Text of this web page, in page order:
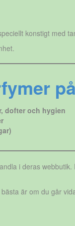
konstigt med
dofter och hygien
i deras
är om du går